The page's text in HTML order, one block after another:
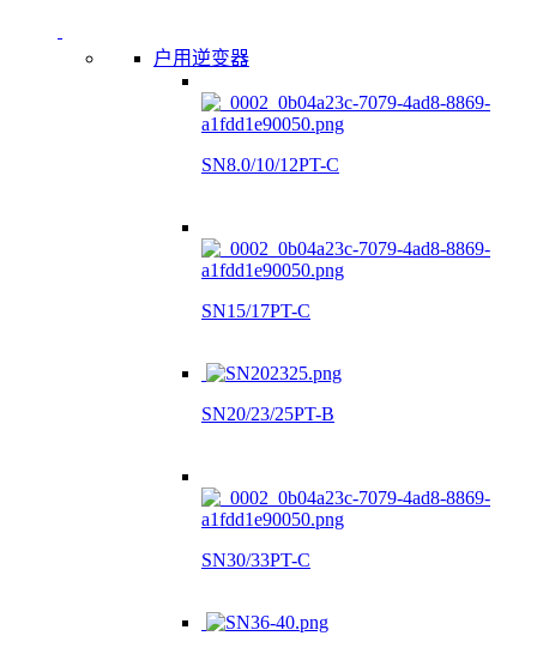
户用逆变器
SN8.0/10/12PT-C
SN15/17PT-C
SN20/23/25PT-B
SN30/33PT-C